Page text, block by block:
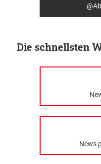
Die schnellsten
News